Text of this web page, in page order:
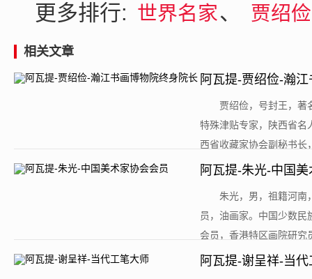
更多排行: 世界名家、 贾绍
相关文章
阿瓦提-贾绍俭-瀚
贾绍俭，号封王，著
特殊津贴专家，陕西省名
西省收藏家协会副秘书长
阿瓦提-朱光-中国
朱光，男，祖籍河南
员，油画家。中国少数
会员，香港特区画院研究
阿瓦提-谢呈祥-当